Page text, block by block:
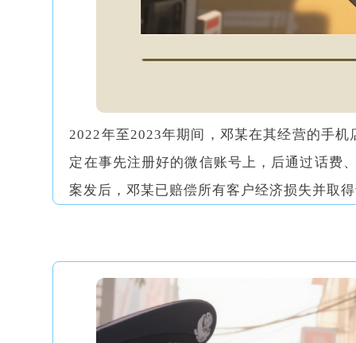
2022年至2023年期间，邓某在其经营的手
定在事先注册好的微信账号上，后通过话费
案发后，邓某已赔偿所有客户经济损失并取